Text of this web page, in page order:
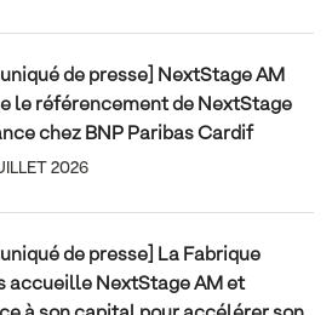
de presse] NextStage AM
le référencement de NextStage
chez BNP Paribas Cardif
2026
de presse] La Fabrique
accueille NextStage AM et